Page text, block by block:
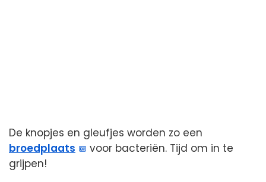
De knopjes en gleufjes worden zo een
broedplaats
voor bacteriën. Tijd om in te
grijpen!